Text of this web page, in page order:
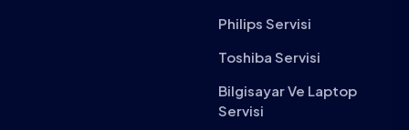
Philips Servisi
Toshiba Servisi
Bilgisayar Ve Laptop
Servisi